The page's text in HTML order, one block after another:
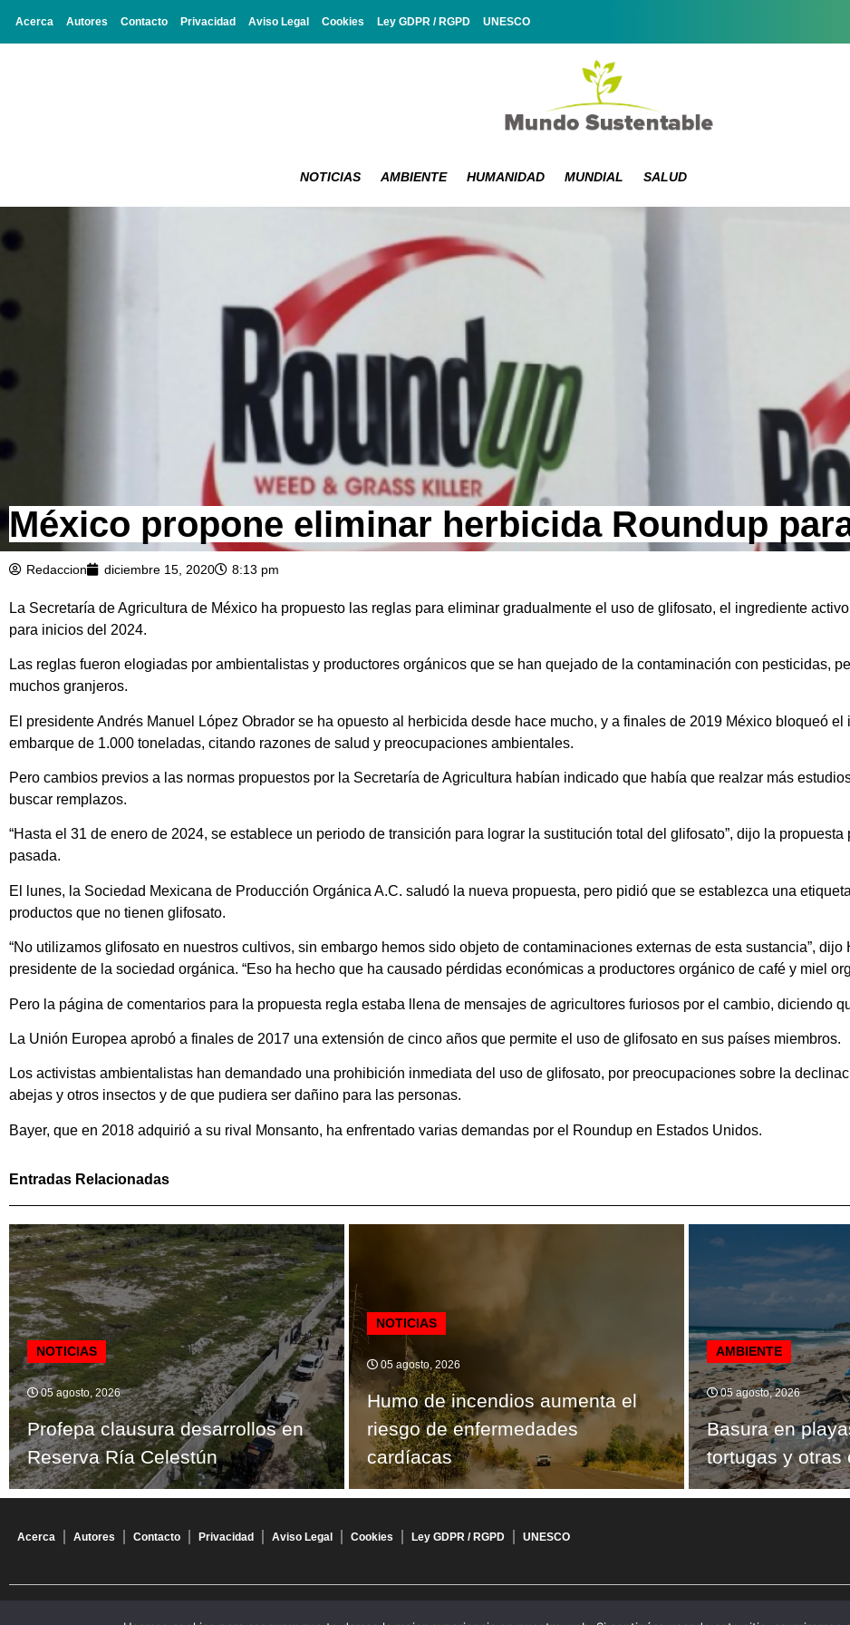
Acerca Autores Contacto Privacidad Aviso Legal Cookies Ley GDPR / RGPD UNESCO
NOTICIAS AMBIENTE HUMANIDAD MUNDIAL SALUD
México propone eliminar herbicida Roundup
Redaccion diciembre 15, 2020 8:13 pm
La Secretaría de Agricultura de México ha propuesto las reglas para eliminar gradualmente el uso de glifosato, el ingrediente
para inicios del 2024.
Las reglas fueron elogiadas por ambientalistas y productores orgánicos que se han quejado de la contaminación con pesticidas,
muchos granjeros.
El presidente Andrés Manuel López Obrador se ha opuesto al herbicida desde hace mucho, y a finales de 2019 México bloqueó el
embarque de 1.000 toneladas, citando razones de salud y preocupaciones ambientales.
Pero cambios previos a las normas propuestos por la Secretaría de Agricultura habían indicado que había que realzar más
buscar remplazos.
“Hasta el 31 de enero de 2024, se establece un periodo de transición para lograr la sustitución total del glifosato”, dijo la
pasada.
El lunes, la Sociedad Mexicana de Producción Orgánica A.C. saludó la nueva propuesta, pero pidió que se establezca una
productos que no tienen glifosato.
“No utilizamos glifosato en nuestros cultivos, sin embargo hemos sido objeto de contaminaciones externas de esta sustancia”, dijo
presidente de la sociedad orgánica. “Eso ha hecho que ha causado pérdidas económicas a productores orgánico de café y miel
Pero la página de comentarios para la propuesta regla estaba llena de mensajes de agricultores furiosos por el cambio, diciendo
La Unión Europea aprobó a finales de 2017 una extensión de cinco años que permite el uso de glifosato en sus países miembros.
Los activistas ambientalistas han demandado una prohibición inmediata del uso de glifosato, por preocupaciones sobre la
abejas y otros insectos y de que pudiera ser dañino para las personas.
Bayer, que en 2018 adquirió a su rival Monsanto, ha enfrentado varias demandas por el Roundup en Estados Unidos.
Entradas Relacionadas
NOTICIAS
05 agosto, 2026
Profepa clausura desarrollos en
Reserva Ría Celestún
NOTICIAS
05 agosto, 2026
Humo de incendios aumenta el
riesgo de enfermedades
cardíacas
AMBIENTE
05 agosto, 2026
Basura en
tortugas y
Acerca Autores Contacto Privacidad Aviso Legal Cookies Ley GDPR / RGPD UNESCO